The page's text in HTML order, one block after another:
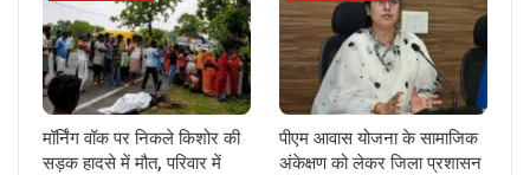
मॉर्निंग वॉक पर निकले किशोर की
सड़क हादसे में मौत, परिवार में
पीएम आवास योजना के सामाजिक
अंकेक्षण को लेकर जिला प्रशासन